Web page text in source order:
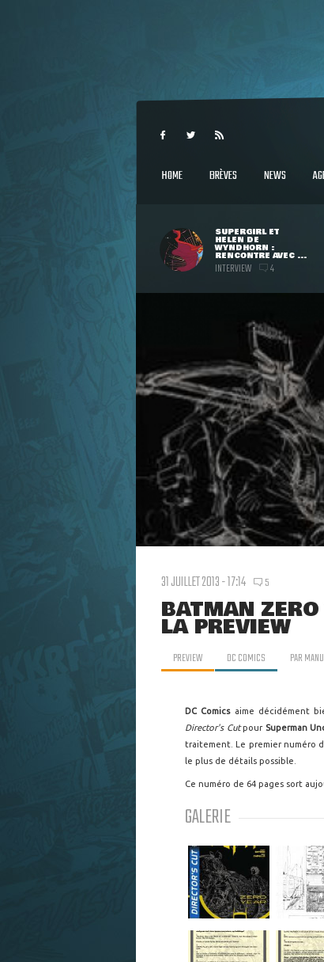
HOME BRÈVES NEWS
SUPERGIRL ET
HELEN DE
WYNDHORN :
RENCONTRE AVEC ...
INTERVIEW 4
31 JUILLET 2013 - 17:14 5
BATMAN
LA PREVIEW
PREVIEW DC COMICS PARMANU
DC Comics aime décidément
Director's Cutpour Superman
traitement. Le premier numéro
le plus de détails possible.
Ce numéro de 64 pages sort
GALERIE